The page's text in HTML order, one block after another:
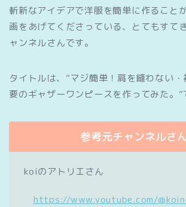
斬新なアイデアで洋服を簡単に作ること
画をあげてくださっている、とてもすて
ャンネルさんです。
タイトルは、”マジ簡単！肩を縫わない
要のギャザーワンピースを作ってみた。”
参考元チャンネルさ
koiのアトリエさん
https://www.youtube.com/